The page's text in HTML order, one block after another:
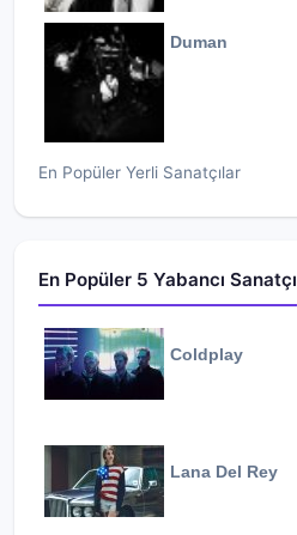
Duman
En Popüler Yerli Sanatçılar
En Popüler 5 Yabancı Sanatçı
Coldplay
Lana Del Rey